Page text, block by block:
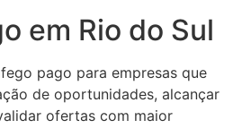
em Rio do Sul
pago para empresas que
de oportunidades, alcançar
ofertas com maior